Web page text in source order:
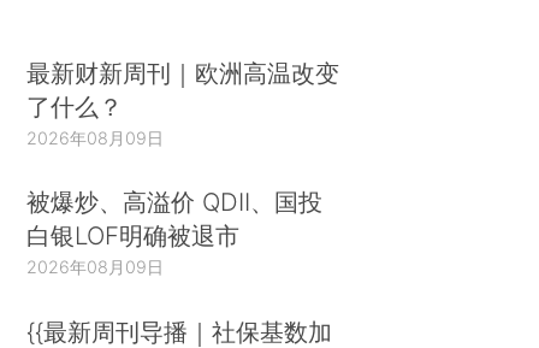
最新财新周刊｜欧洲高温改变
了什么？
2026年08月09日
被爆炒、高溢价 QDII、国投
白银LOF明确被退市
2026年08月09日
{{最新周刊导播｜社保基数加